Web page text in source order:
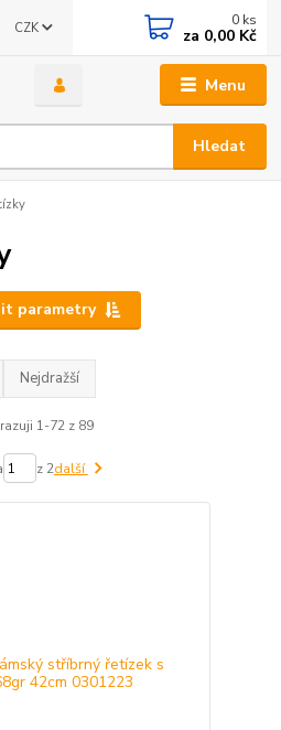
Menu
CZK
Hledat
0 ks
za 0,00 Kč
parametry
Nejdražší
1-72 z 89
z 2další